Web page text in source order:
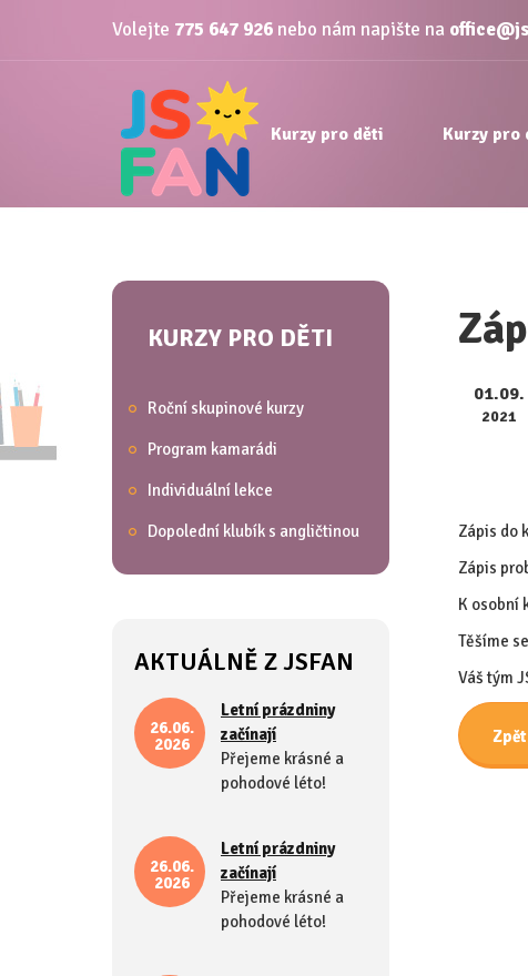
Volejte 775 647 926 nebo nám napište na
Kurzy pro děti Kurzy pro
01.09.
2021
Zápis do
Zápis
K osobní
Těšíme
Váš tým
KURZY PRO DĚTI
Roční skupinové kurzy
Program kamarádi
Individuální lekce
Dopolední klubík s angličtinou
AKTUÁLNĚ Z JSFAN
26.06.
2026
Letní prázdniny
začínají
Přejeme krásné a
pohodové léto!
26.06.
2026
Letní prázdniny
začínají
Přejeme krásné a
pohodové léto!